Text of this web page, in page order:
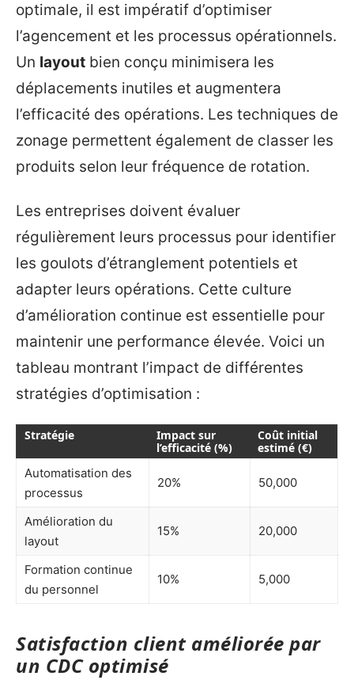
optimale, il est impératif d’optimiser
l’agencement et les processus opérationnels.
Un layout bien conçu minimisera les
déplacements inutiles et augmentera
l’efficacité des opérations. Les techniques de
zonage permettent également de classer les
produits selon leur fréquence de rotation.
Les entreprises doivent évaluer
régulièrement leurs processus pour identifier
les goulots d’étranglement potentiels et
adapter leurs opérations. Cette culture
d’amélioration continue est essentielle pour
maintenir une performance élevée. Voici un
tableau montrant l’impact de différentes
stratégies d’optimisation :
Stratégie
Impact sur
l’efficacité (%)
Coût initial
estimé (€)
Automatisation des
processus
20% 50,000
Amélioration du
layout
15% 20,000
Formation continue
du personnel
10% 5,000
Satisfaction client améliorée par
un CDC optimisé